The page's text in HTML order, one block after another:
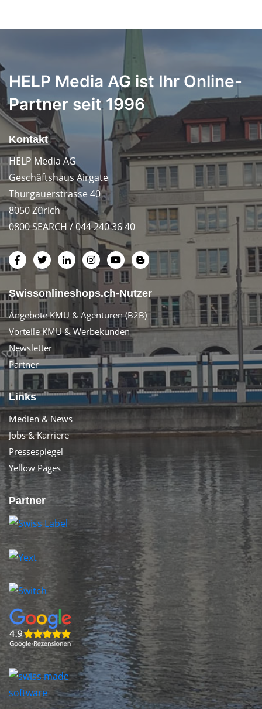
HELP Media AG ist Ihr Online-
Partner seit 1996
Kontakt
HELP Media AG
Geschäftshaus Airgate
Thurgauerstrasse 40
8050 Zürich
0800 SEARCH / 044 240 36 40
Swissonlineshops.ch-Nutzer
Angebote KMU & Agenturen (B2B)
Vorteile KMU & Werbekunden
Newsletter
Partner
Links
Medien & News
Jobs & Karriere
Pressespiegel
Yellow Pages
Partner